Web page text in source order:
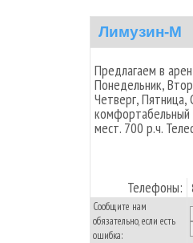
Лимузин-М
Предлагаем в
Понедельник,
Четверг, Пятница,
комфортабельный
мест. 700 р.ч.
Телефоны:
Сообщите нам
обязательно, если есть
ошибка: